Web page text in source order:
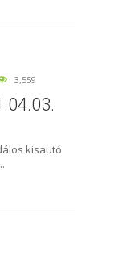
3,559
kisautó